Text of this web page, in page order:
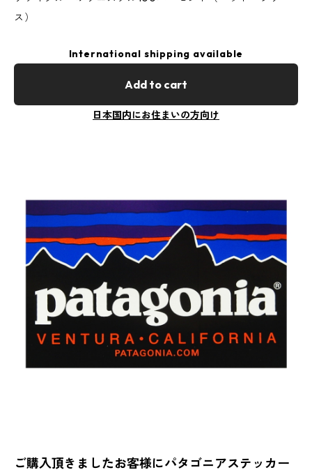
ス）
International shipping available
Add to cart
日本国内にお住まいの方向け
ご購入頂きましたお客様にパタゴニアステッカー